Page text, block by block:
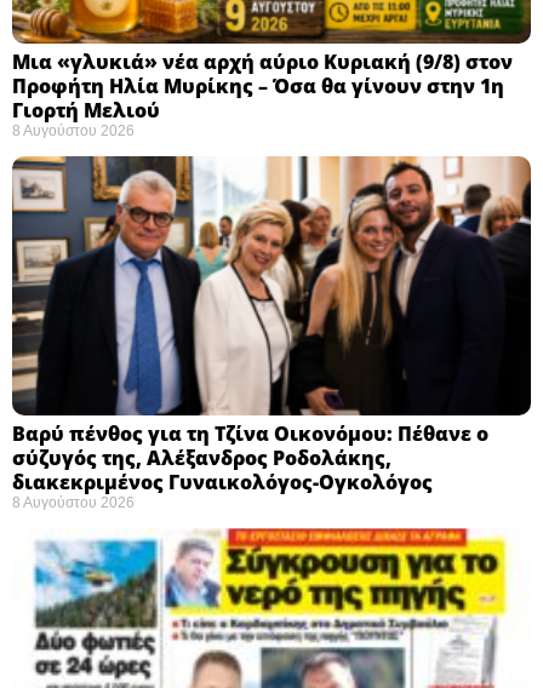
Μια «γλυκιά» νέα αρχή αύριο Κυριακή (9/8) στον
Προφήτη Ηλία Μυρίκης – Όσα θα γίνουν στην 1η
Γιορτή Μελιού
8 Αυγούστου 2026
Βαρύ πένθος για τη Τζίνα Οικονόμου: Πέθανε ο
σύζυγός της, Αλέξανδρος Ροδολάκης,
διακεκριμένος Γυναικολόγος-Ογκολόγος
8 Αυγούστου 2026